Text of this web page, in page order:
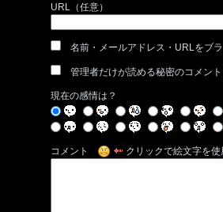
URL（任意）
名前・メールアドレス・URLをブ
管理者だけが読める秘密のコメン
現在の感情は？
コメント クリックで絵文字を使